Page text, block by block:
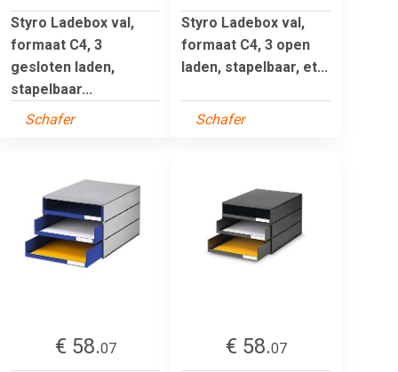
Styro Ladebox val,
formaat C4, 3
gesloten laden,
stapelbaar...
Schafer
Styro Ladebox val,
formaat C4, 3 open
laden, stapelbaar, et...
Schafer
€ 58.07
€ 58.07